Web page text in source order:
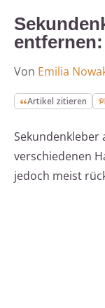
Von Emilia
Artikel zitieren
Sekundenkleber
verschiedenen
jedoch meist